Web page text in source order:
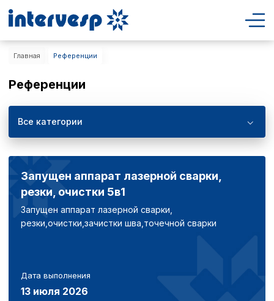
Главная Референции
Референции
Все категории
Запущен аппарат лазерной сварки,
резки, очистки 5в1
Запущен аппарат лазерной сварки,
резки,очистки,зачистки шва,точечной сварки
Дата выполнения
13 июля 2026